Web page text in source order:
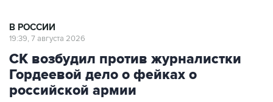
В РОССИИ
19:39, 7 августа 2026
СК возбудил против журналистки
Гордеевой дело о фейках о
российской армии